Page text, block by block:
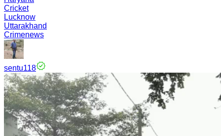
Cricket
Lucknow
Uttarakhand
Crimenews
sentu118